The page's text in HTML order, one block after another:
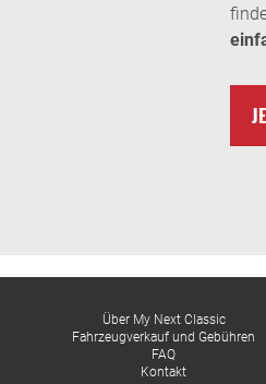
Über My Next Classic
Fahrzeugverkauf und Gebühren
FAQ
Kontakt